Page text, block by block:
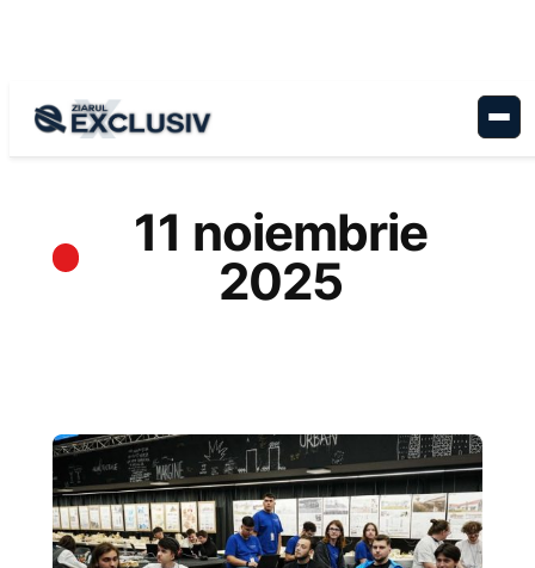
11 noiembrie
2025